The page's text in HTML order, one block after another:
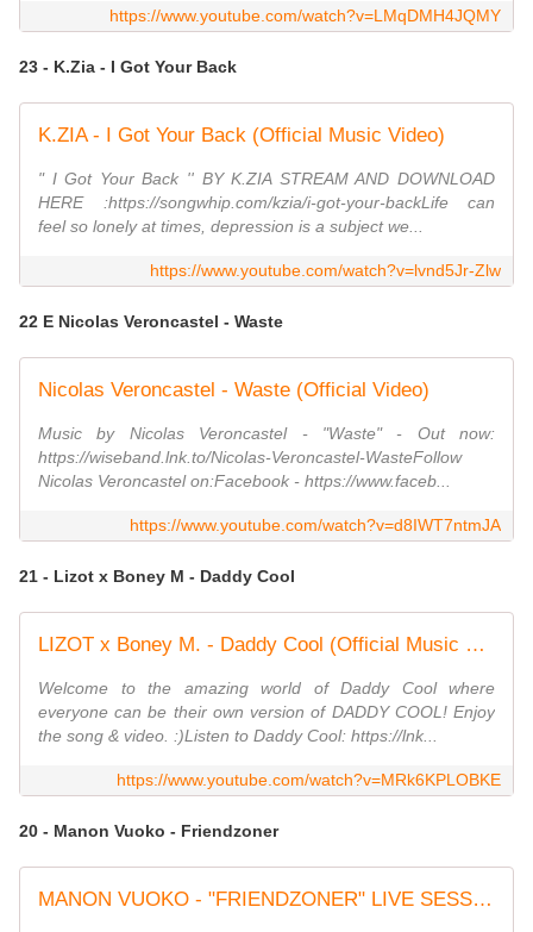
https://www.youtube.com/watch?v=LMqDMH4JQMY
23 - K.Zia - I Got Your Back
K.ZIA - I Got Your Back (Official Music Video)
" I Got Your Back '' BY K.ZIA STREAM AND DOWNLOAD
HERE :https://songwhip.com/kzia/i-got-your-backLife can
feel so lonely at times, depression is a subject we...
https://www.youtube.com/watch?v=lvnd5Jr-Zlw
22 E Nicolas Veroncastel - Waste
Nicolas Veroncastel - Waste (Official Video)
Music by Nicolas Veroncastel - "Waste" - Out now:
https://wiseband.lnk.to/Nicolas-Veroncastel-WasteFollow
Nicolas Veroncastel on:Facebook - https://www.faceb...
https://www.youtube.com/watch?v=d8IWT7ntmJA
21 - Lizot x Boney M - Daddy Cool
LIZOT x Boney M. - Daddy Cool (Official Music Video)
Welcome to the amazing world of Daddy Cool where
everyone can be their own version of DADDY COOL! Enjoy
the song & video. :)Listen to Daddy Cool: https://lnk...
https://www.youtube.com/watch?v=MRk6KPLOBKE
20 - Manon Vuoko - Friendzoner
MANON VUOKO - "FRIENDZONER" LIVE SESSION